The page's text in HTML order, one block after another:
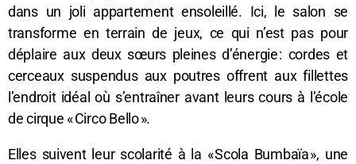
dans un joli appartement ensoleillé. Ici, le salon se
transforme en terrain de jeux, ce qui n’est pas pour
déplaire aux deux sœurs pleines d’énergie : cordes et
cerceaux suspendus aux poutres offrent aux fillettes
l’endroit idéal où s’entraîner avant leurs cours à l’école
de cirque « Circo Bello ».
Elles suivent leur scolarité à la « Scola Bumbaïa », une